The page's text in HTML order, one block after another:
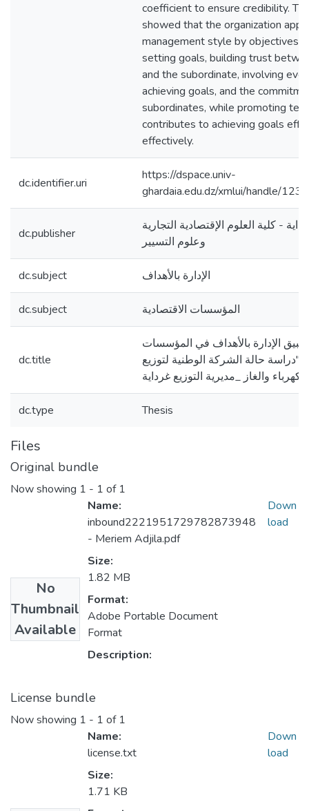
coefficient to ensure credibility.
showed that the organization
management style by objectives
setting goals, building trust
and the subordinate, involving
achieving goals, and the
subordinates, while promoting
contributes to achieving goals
effectively.
dc.identifier.uri
https://dspace.univ-
ghardaia.edu.dz/xmlui/handle/
dc.publisher
- كلية العلوم الإقتصادية التجارية
وعلوم التسيير
dc.subject الإدارة بالأهداف
dc.subject المؤسسات الاقتصادية
dc.title
الإدارة بالأهداف في المؤسسات
"دراسة حالة الشركة الوطنية لتوزيع
الكهرباء والغاز _مديرية التوزيع غرداية
dc.type Thesis
Files
Original bundle
Now showing 1 - 1 of 1
No
Thumbnail
Available
Name:
inbound2221951729782873948
- Meriem Adjila.pdf
Size:
1.82 MB
Format:
Adobe Portable Document
Format
Description:
Down
load
License bundle
Now showing 1 - 1 of 1
Name:
license.txt
Size:
1.71 KB
Down
load